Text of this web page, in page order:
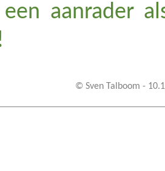
aanrader
© Sven Talboom -